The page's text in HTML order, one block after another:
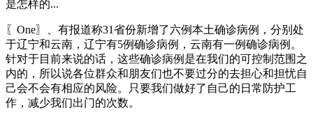
是怎样的...
〖One〗、有报道称31省份新增了六例本土确诊病例，分别处
于辽宁和云南，辽宁有5例确诊病例，云南有一例确诊病例。
针对于目前来说的话，这些确诊病例是在我们的可控制范围之
内的，所以说各位群众和朋友们也不要过分的去担心和担忧自
己会不会有相应的风险。只要我们做好了自己的日常防护工
作，减少我们出门的次数。